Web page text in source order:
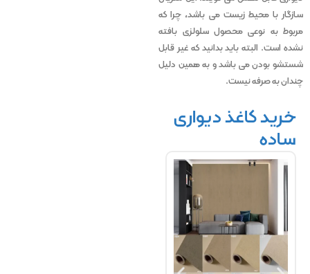
سازگار با محیط زیست می باشد، چرا که
مربوط به نوعی محصول سلولزی بافته
نشده است. البته باید بدانید که غیر قابل
شستشو بودن می باشد و به همین دلیل
چندان به صرفه نیست.
خرید کاغذ دیواری
ساده